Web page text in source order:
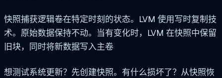
快照捕获逻辑卷在特定时刻的状态。LVM 使用写时复制技
术。原始数据保持不动。当有变化时，LVM 在快照中保留
旧块，同时将新数据写入主卷
想测试系统更新？先创建快照。有什么损坏了？从快照恢